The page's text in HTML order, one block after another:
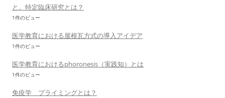
と。特定臨床研究とは？
1件のビュー
医学教育における屋根瓦方式の導入アイデア
1件のビュー
医学教育におけるphoronesis（実践知）とは
1件のビュー
免疫学 プライミングとは？